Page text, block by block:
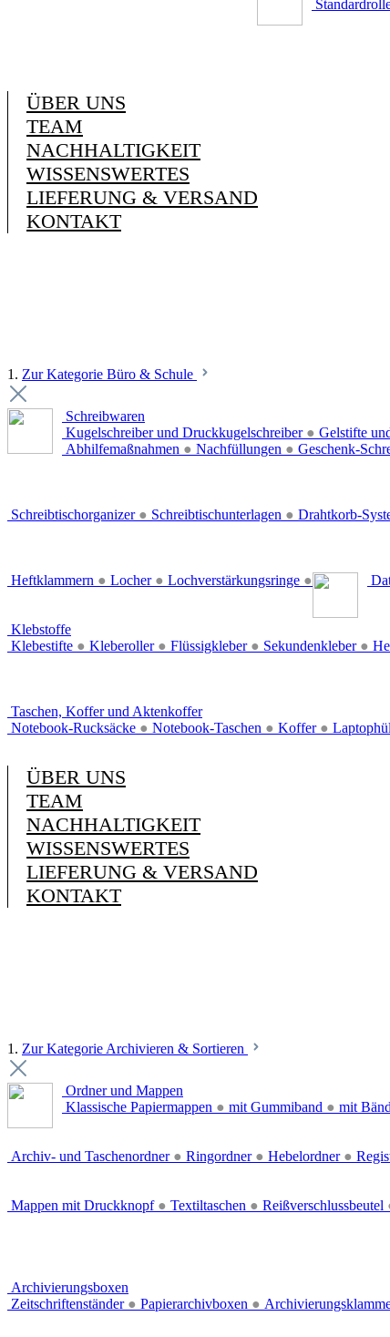
ÜBER UNS
TEAM
NACHHALTIGKEIT
WISSENSWERTES
LIEFERUNG & VERSAND
KONTAKT
1. Zur Kategorie Büro & Schule
Schreibwaren
Kugelschreiber und Druckkugelschreiber ● Gelstifte
Abhilfemaßnahmen ● Nachfüllungen ● Geschenk-
Schreibtischorganizer ● Schreibtischunterlagen ● Drahtkorb-
Heftklammern ● Locher ● Lochverstärkungsringe ●
Klebstoffe
Klebestifte ● Kleberoller ● Flüssigkleber ● Sekundenkleber ●
Taschen, Koffer und Aktenkoffer
Notebook-Rucksäcke ● Notebook-Taschen ● Koffer ●
ÜBER UNS
TEAM
NACHHALTIGKEIT
WISSENSWERTES
LIEFERUNG & VERSAND
KONTAKT
1. Zur Kategorie Archivieren & Sortieren
Ordner und Mappen
Klassische Papiermappen ● mit Gummiband ● mit
Archiv- und Taschenordner ● Ringordner ● Hebelordner ●
Mappen mit Druckknopf ● Textiltaschen ● Reißverschlussbeutel
Archivierungsboxen
Zeitschriftenständer ● Papierarchivboxen ●